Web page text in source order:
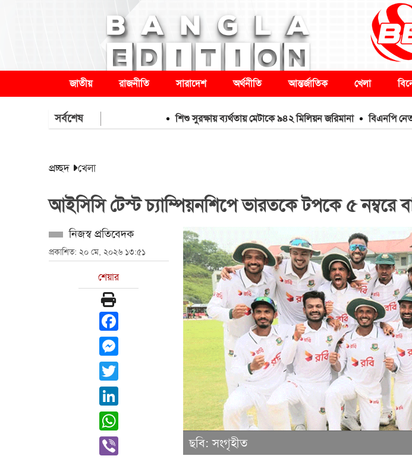
জাতীয় রাজনীতি সারাদেশ অর্থনীতি আন্তর্জাতিক খেলা
সর্বশেষ শিশু সুরক্ষায় ব্যর্থতায় মেটাকে ৯৪২ মিলিয়ন জরিমানা বিএনপি নেতা
প্রচ্ছদ খেলা
আইসিসি টেস্ট চ্যাম্পিয়নশিপে ভারতকে টপকে ৫ নম্বরে
নিজস্ব প্রতিবেদক
প্রকাশিত: ২০ মে, ২০২৬ ১৩:৫১
শেয়ার
Facebook
Messenger
Twitter
LinkedIn
WhatsApp
Viber
ছবি: সংগৃহীত